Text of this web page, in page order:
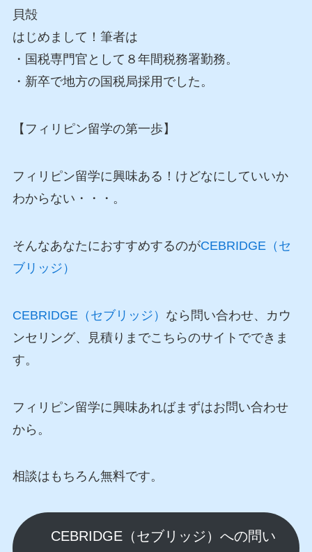
貝殻
はじめまして！筆者は
・国税専門官として８年間税務署勤務。
・新卒で地方の国税局採用でした。
【フィリピン留学の第一歩】
フィリピン留学に興味ある！けどなにしていいか
わからない・・・。
そんなあなたにおすすめするのがCEBRIDGE（セ
ブリッジ）
CEBRIDGE（セブリッジ） なら問い合わせ、カウ
ンセリング、見積りまでこちらのサイトでできま
す。
フィリピン留学に興味あればまずはお問い合わせ
から。
相談はもちろん無料です。
CEBRIDGE（セブリッジ）への問い